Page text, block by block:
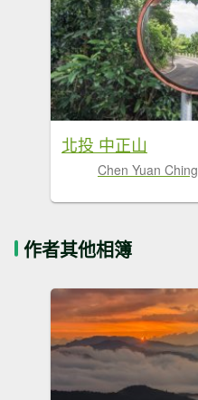
北投 中正山
Chen Yuan Ching
作者其他相簿